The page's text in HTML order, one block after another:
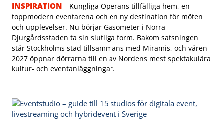
INSPIRATION
Kungliga Operans tillfälliga hem, en
toppmodern eventarena och en ny destination för möten
och upplevelser. Nu börjar Gasometer i Norra
Djurgårdsstaden ta sin slutliga form. Bakom satsningen
står Stockholms stad tillsammans med Miramis, och våren
2027 öppnar dörrarna till en av Nordens mest spektakulära
kultur- och eventanläggningar.